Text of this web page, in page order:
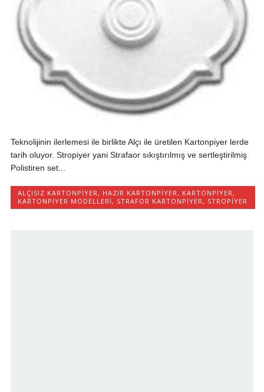
Teknolijinin ilerlemesi ile birlikte Alçı ile üretilen Kartonpiyer lerde
tarih oluyor. Stropiyer yani Strafaor sıkıştırılmış ve sertleştirilmiş
Polistiren set...
ALÇISIZ KARTONPIYER, HAZIR KARTONPIYER, KARTONPIYER,
KARTONPIYER MODELLERI, STRAFOR KARTONPIYER, STROPIYER